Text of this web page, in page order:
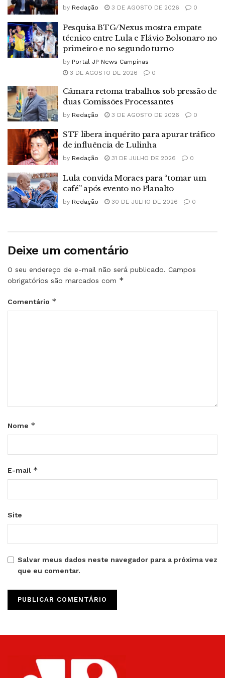
by Redação 3 DE AGOSTO DE 2026 0
Pesquisa BTG/Nexus mostra empate
técnico entre Lula e Flávio Bolsonaro no
primeiro e no segundo turno
by Portal JP News Campinas
3 DE AGOSTO DE 2026
0
Câmara retoma trabalhos sob pressão de
duas Comissões Processantes
by Redação 3 DE AGOSTO DE 2026 0
STF libera inquérito para apurar tráfico
de influência de Lulinha
by Redação 31 DE JULHO DE 2026 0
Lula convida Moraes para “tomar um
café” após evento no Planalto
by Redação 30 DE JULHO DE 2026 0
Deixe um comentário
O seu endereço de e-mail não será publicado. Campos
obrigatórios são marcados com *
Comentário *
Nome *
E-mail *
Site
Salvar meus dados neste navegador para a próxima vez
que eu comentar.